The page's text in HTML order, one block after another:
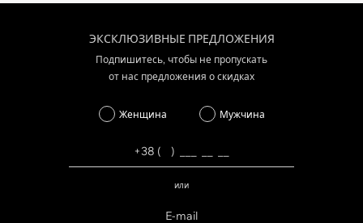
ЭКСКЛЮЗИВНЫЕ ПРЕДЛОЖЕНИЯ
Подпишитесь, чтобы не пропускать
от нас предложения о скидках
Женщина Мужчина
или